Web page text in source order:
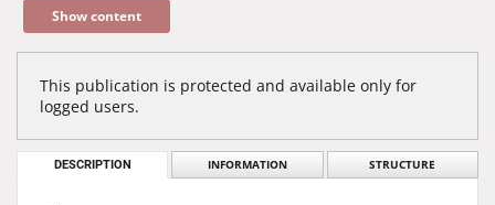
Show content
This publication is protected and available only for
logged users.
DESCRIPTION INFORMATION STRUCTURE